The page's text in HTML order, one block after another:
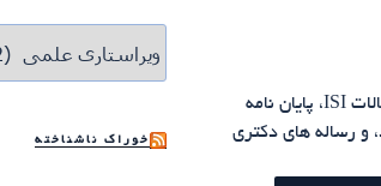
جهت ویراستاری زبان انگلیسی مقالات ISI، پایان نامه
و رساله های دکتری
خوراک ناشناخته